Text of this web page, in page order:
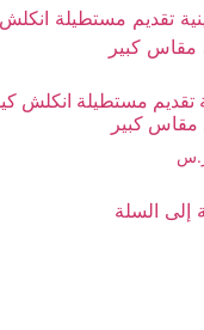
تقديم مستطيلة انكلش
كبير
إلى السلة